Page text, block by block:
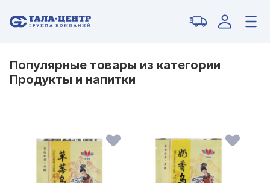
Популярные товары из категории
Продукты и напитки